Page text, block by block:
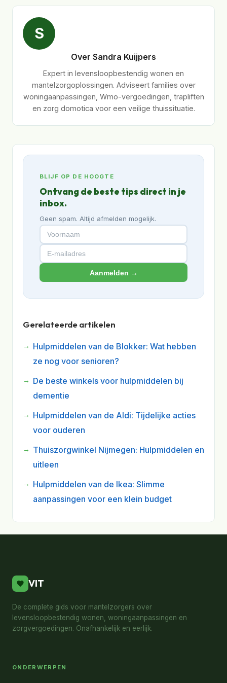
S
Over Sandra Kuijpers
Expert in levensloopbestendig wonen en
mantelzorgoplossingen. Adviseert families over
woningaanpassingen, Wmo-vergoedingen, trapliften
en zorg domotica voor een veilige thuissituatie.
BLIJF OP DE HOOGTE
Ontvang de beste tips direct in je
inbox.
Geen spam. Altijd afmelden mogelijk.
Aanmelden →
Gerelateerde artikelen
Hulpmiddelen van de Blokker: Wat hebben
ze nog voor senioren?
De beste winkels voor hulpmiddelen bij
dementie
Hulpmiddelen van de Aldi: Tijdelijke acties
voor ouderen
Thuiszorgwinkel Nijmegen: Hulpmiddelen en
uitleen
Hulpmiddelen van de Ikea: Slimme
aanpassingen voor een klein budget
VIT
De complete gids voor mantelzorgers over
levensloopbestendig wonen, woningaanpassingen en
zorgvergoedingen. Onafhankelijk en eerlijk.
ONDERWERPEN